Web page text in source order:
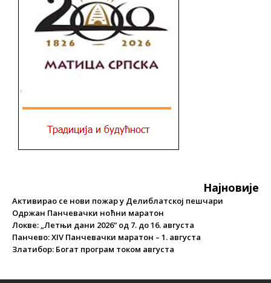
Најновије
Активирао се нови пожар у Делиблатској пешчари
Одржан Панчевачки ноћни маратон
Локве: „Летњи дани 2026“ од 7. до 16. августа
Панчево: XIV Панчевачки маратон – 1. августа
Златибор: Богат програм током августа